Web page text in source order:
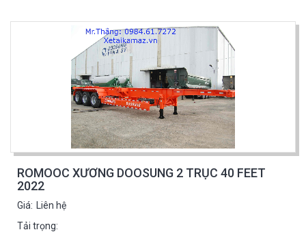
ROMOOC XƯƠNG DOOSUNG 2 TRỤC 40 FEET
2022
Giá:
Liên hệ
Tải trọng: